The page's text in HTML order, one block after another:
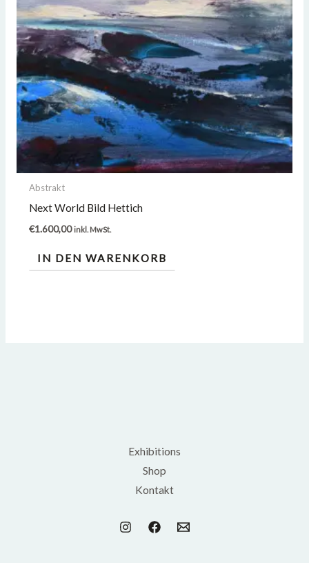
Abstrakt
Next World Bild Hettich
€1.600,00 inkl. MwSt.
IN DEN WARENKORB
Exhibitions
Shop
Kontakt